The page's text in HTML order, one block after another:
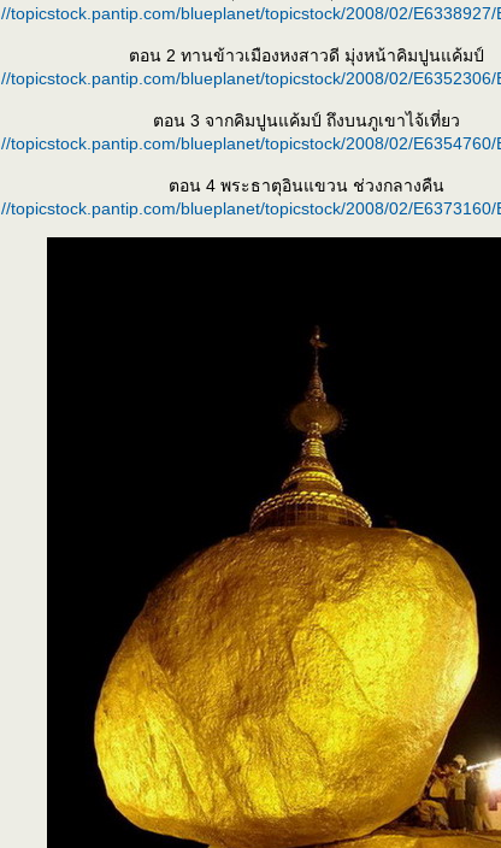
//topicstock.pantip.com/blueplanet/topicstock/2008/02/
ตอน 2 ทานข้าวเมืองหงสาวดี มุ่งหน้าคิมปูนแค้มป์
//topicstock.pantip.com/blueplanet/topicstock/2008/02/
ตอน 3 จากคิมปูนแค้มป์ ถึงบนภูเขาไจ้เที่ยว
//topicstock.pantip.com/blueplanet/topicstock/2008/02/
ตอน 4 พระธาตุอินแขวน ช่วงกลางคืน
//topicstock.pantip.com/blueplanet/topicstock/2008/02/